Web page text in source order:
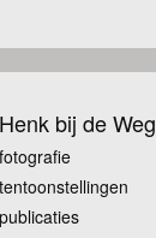
Henk bij de Weg
fotografie
tentoonstellingen
publicaties